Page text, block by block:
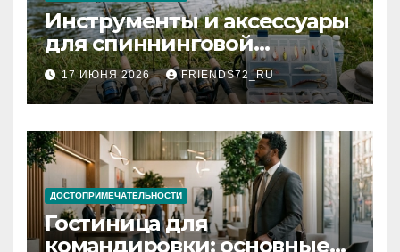
Инструменты и аксессуары
для спиннинговой
рыбалки: назначение и
типы
17 ИЮНЯ 2026 FRIENDS72_RU
ДОСТОПРИМЕЧАТЕЛЬНОСТИ
Гостиница для
командировки: основные